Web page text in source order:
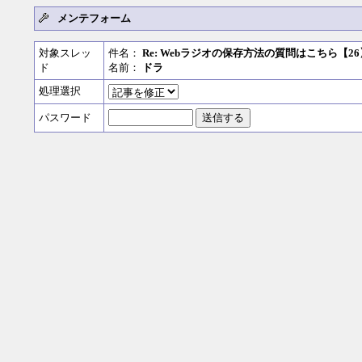
メンテフォーム
対象スレッ
ド
件名： Re: Webラジオの保存方法の質問はこちら【26
名前：
ドラ
処理選択
パスワード